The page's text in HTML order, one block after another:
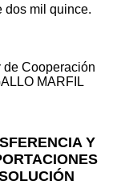
dos mil quince.
de Cooperación
MARFIL
Y